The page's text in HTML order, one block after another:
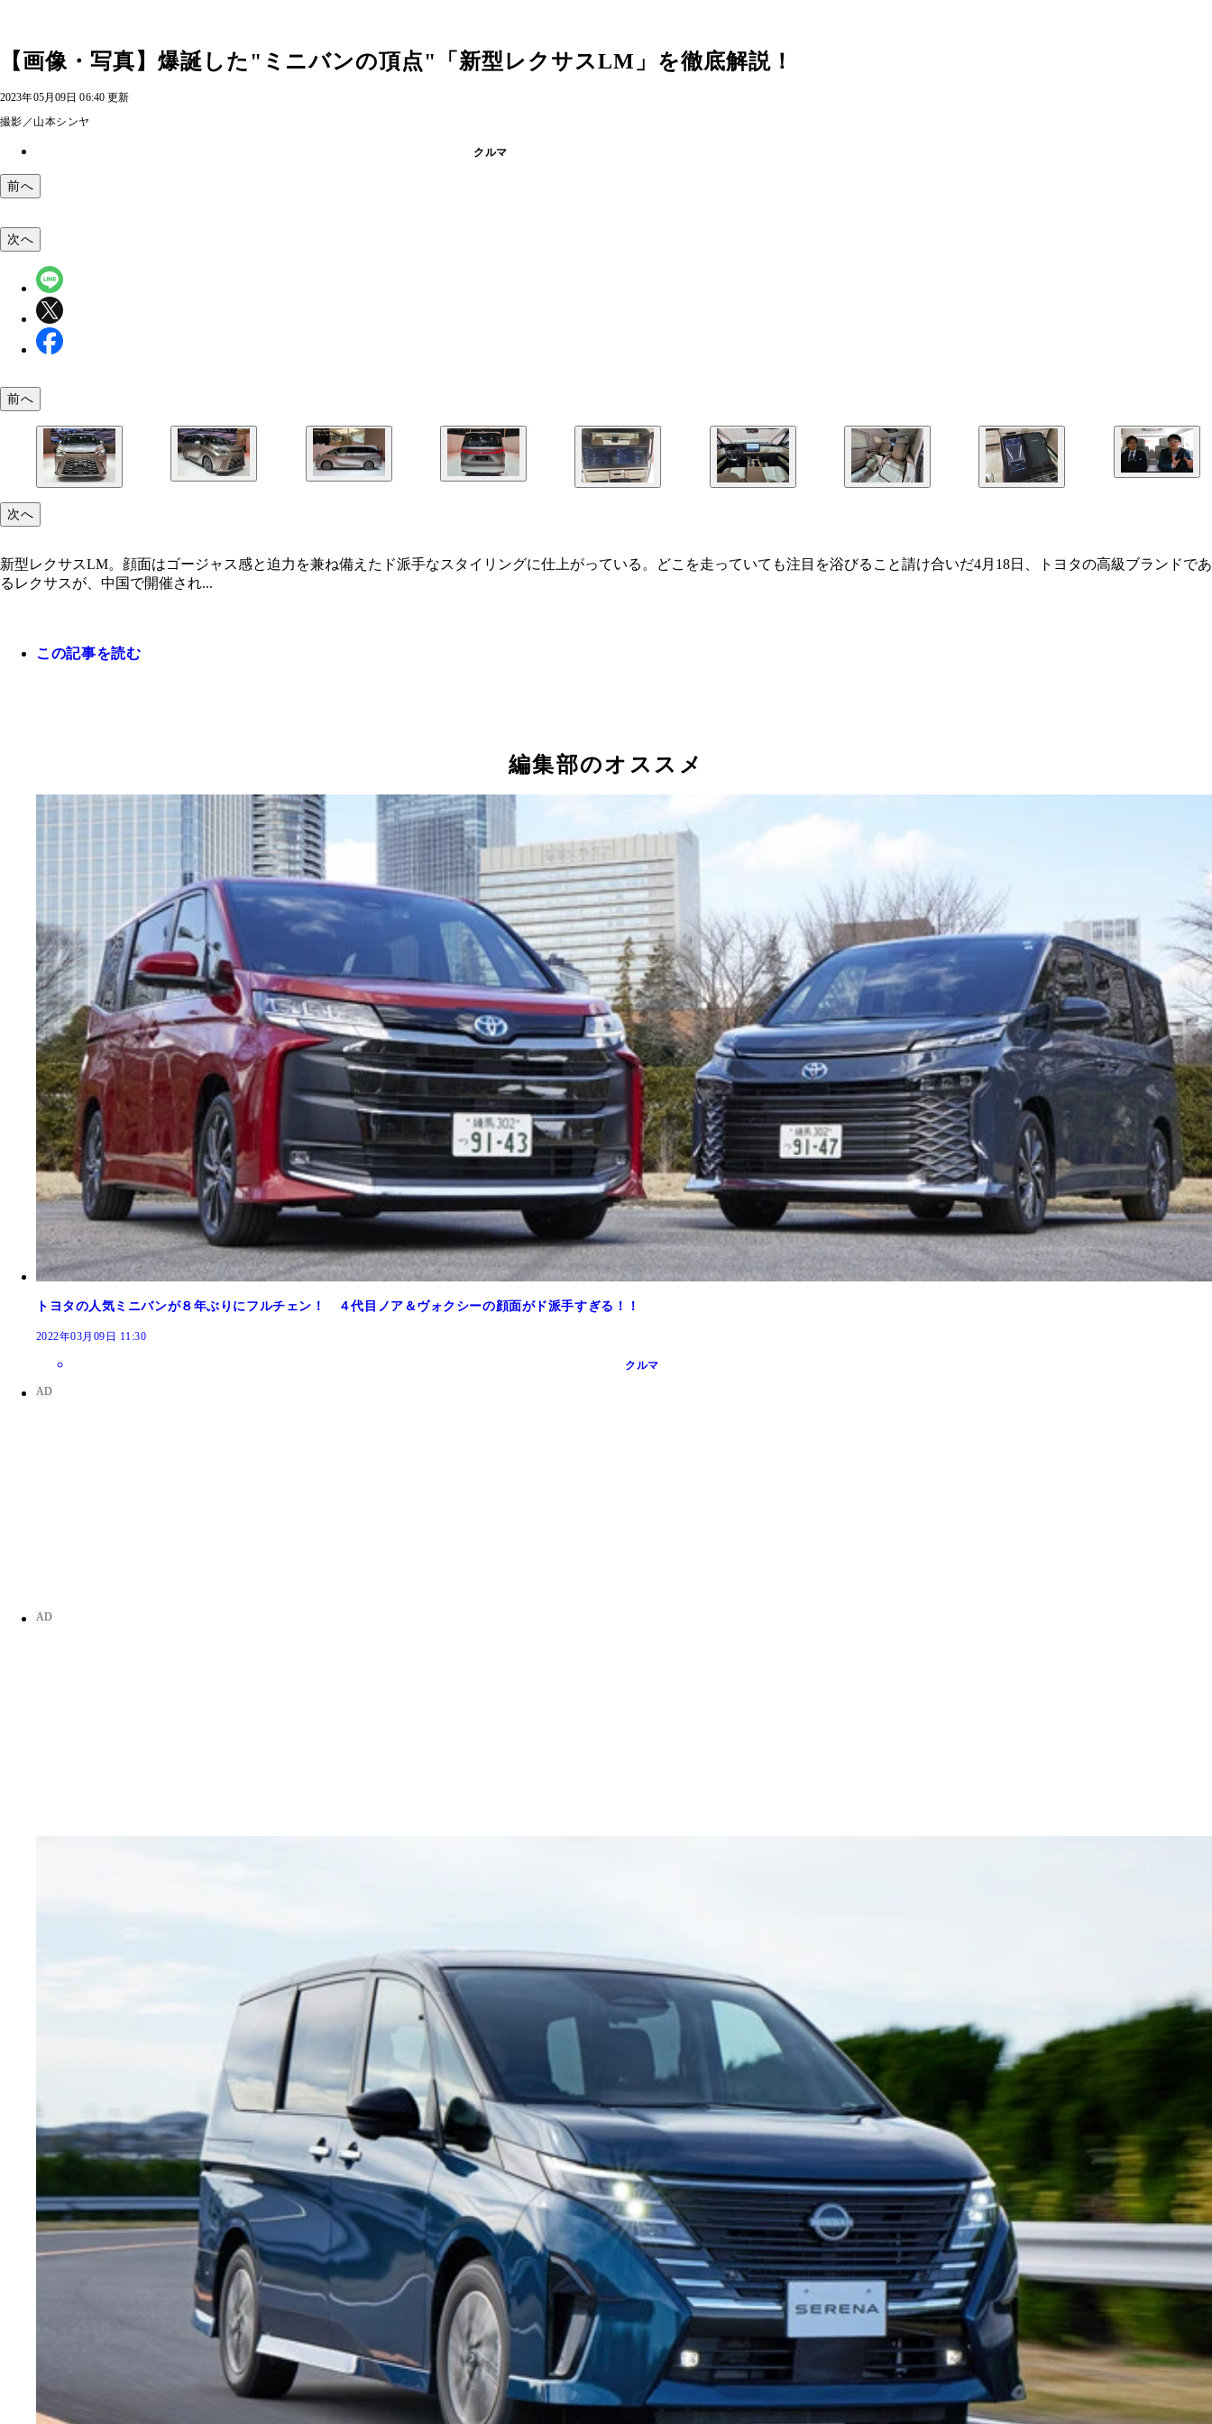
【画像・写真】爆誕した"ミニバンの頂点"「新型レクサスLM」を徹底解説！
2023年05月09日 06:40 更新
撮影／山本シンヤ
クルマ
前へ
顔面はゴージャス感と迫力を兼ね備えたド派手なスタイリングに仕上がっている。どこを走っていても注目を浴びること請け合いだ
LMは今秋頃から日本市場で販売を開始する予定。日本のレクサスブランドでミニバンが正規販売されるのは史上初となる。注文殺到の予感
ボディサイズは全長5215㎜×全幅1890㎜×全高1955㎜。ちなみに初代より全長を85㎜、全幅を40㎜拡大したという
お披露目されたプロトタイプのリアには「LM500h」のエンブレムが輝く。もちろん、リアゲートは電動で開閉する
48インチ大型ワイドディスプレーを備えたパーティションにより前席と後席が区切られ、後席は完全個室と化す
コックピットもゴージャスのひと言。先進安全装備も抜かりなく、最新の「レクサスセーフティシステム＋」を採用
初代よりオットマンの伸縮量を延長。加えてアームレストとオットマンにシートヒーターをレクサス初採用
後部座席の照明や48インチのディスプレーなどの操作は、このスマホタイプのコントローラーで行なうという
今秋、日本市場に導入される予定の4人乗り仕様の室内で、2代目LMの開発責任者である横尾氏（左）をインタビューする山本氏（右）
次へ
前へ
次へ
新型レクサスLM。顔面はゴージャス感と迫力を兼ね備えたド派手なスタイリングに仕上がっている。どこを走っていても注目を浴びること請け合いだ4月18日、トヨタの高級ブランドであ
るレクサスが、中国で開催され...
この記事を読む
編集部のオススメ
トヨタの人気ミニバンが８年ぶりにフルチェン！ ４代目ノア＆ヴォクシーの顔面がド派手すぎる！！
2022年03月09日 11:30
クルマ